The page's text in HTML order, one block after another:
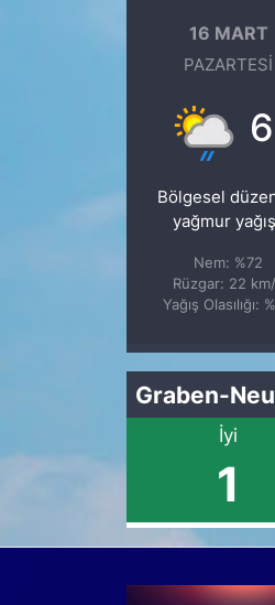
16 MART
PAZARTESI
6
Bölgesel
yağmur
Nem: %72
Rüzgar: 22
Yağış Olasılığı:
Graben-
İyi
1